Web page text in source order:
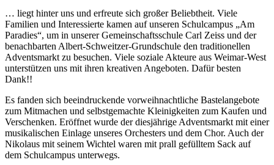
… liegt hinter uns und erfreute sich großer Beliebtheit. Viele
Familien und Interessierte kamen auf unseren Schulcampus „Am
Paradies“, um in unserer Gemeinschaftsschule Carl Zeiss und der
benachbarten Albert-Schweitzer-Grundschule den traditionellen
Adventsmarkt zu besuchen. Viele soziale Akteure aus Weimar-West
unterstützen uns mit ihren kreativen Angeboten. Dafür besten
Dank!!
Es fanden sich beeindruckende vorweihnachtliche Bastelangebote
zum Mitmachen und selbstgemachte Kleinigkeiten zum Kaufen und
Verschenken. Eröffnet wurde der diesjährige Adventsmarkt mit einer
musikalischen Einlage unseres Orchesters und dem Chor. Auch der
Nikolaus mit seinem Wichtel waren mit prall gefülltem Sack auf
dem Schulcampus unterwegs.